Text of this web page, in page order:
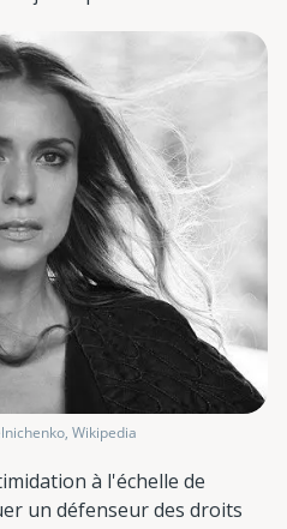
Wikipedia
à l'échelle de
un défenseur des droits